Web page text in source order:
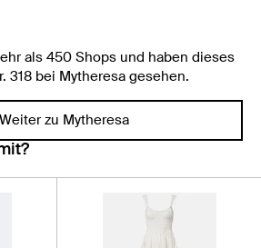
als 450 Shops und haben dieses
318 bei Mytheresa gesehen.
Weiter zu Mytheresa